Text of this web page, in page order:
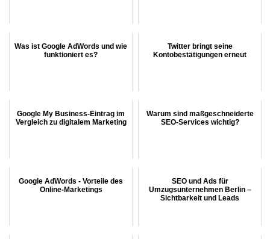
Was ist Google AdWords und wie
funktioniert es?
Twitter bringt seine
Kontobestätigungen erneut
Google My Business-Eintrag im
Vergleich zu digitalem Marketing
Warum sind maßgeschneiderte
SEO-Services wichtig?
Google AdWords - Vorteile des
Online-Marketings
SEO und Ads für
Umzugsunternehmen Berlin –
Sichtbarkeit und Leads